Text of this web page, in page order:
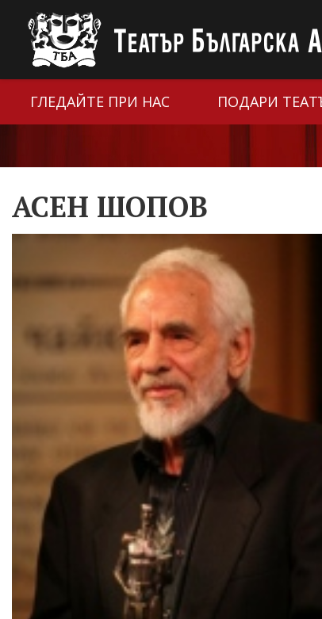
ГЛЕДАЙТЕ ПРИ НАС ПОДАРИ
АСЕН ШОПОВ